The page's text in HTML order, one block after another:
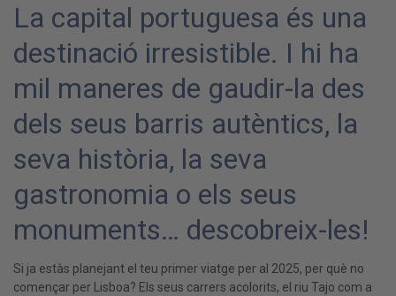
La capital portuguesa és una
destinació irresistible. I hi ha
mil maneres de gaudir-la des
dels seus barris autèntics, la
seva història, la seva
gastronomia o els seus
monuments… descobreix-les!
Si ja estàs planejant el teu primer viatge per al 2025, per què no
començar per Lisboa? Els seus carrers acolorits, el riu Tajo com a